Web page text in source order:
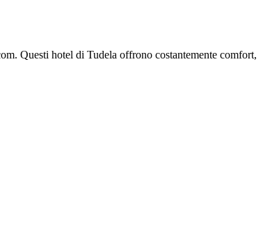
Questi hotel di Tudela offrono costantemente comfort,